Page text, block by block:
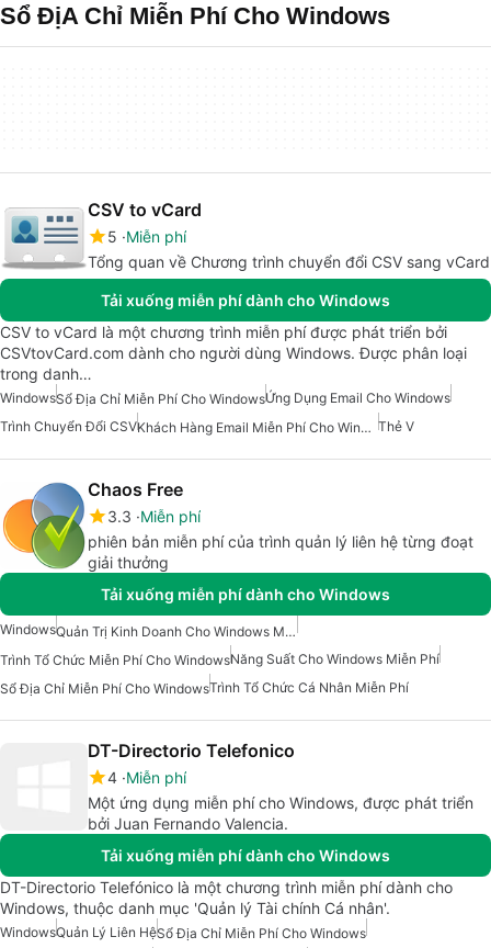
Sổ ĐịA Chỉ Miễn Phí Cho Windows
CSV to vCard
5 Miễn phí
Tổng quan về Chương trình chuyển đổi CSV sang vCard
Tải xuống miễn phí dành cho Windows
CSV to vCard là một chương trình miễn phí được phát triển bởi
CSVtovCard.com dành cho người dùng Windows. Được phân loại
trong danh…
WindowsSổ Địa Chỉ Miễn Phí Cho WindowsỨng Dụng Email Cho Windows
Trình Chuyển Đổi CSV
Khách Hàng Email Miễn Phí Cho Windows Thẻ V
Chaos Free
3.3 Miễn phí
phiên bản miễn phí của trình quản lý liên hệ từng đoạt
giải thưởng
Tải xuống miễn phí dành cho Windows
Windows
Quản Trị Kinh Doanh Cho Windows Miễn Phí
Trình Tổ Chức Miễn Phí Cho WindowsNăng Suất Cho Windows Miễn Phí
Sổ Địa Chỉ Miễn Phí Cho WindowsTrình Tổ Chức Cá Nhân Miễn Phí
DT-Directorio Telefonico
4 Miễn phí
Một ứng dụng miễn phí cho Windows, được phát triển
bởi Juan Fernando Valencia.
Tải xuống miễn phí dành cho Windows
DT-Directorio Telefónico là một chương trình miễn phí dành cho
Windows, thuộc danh mục 'Quản lý Tài chính Cá nhân'.
WindowsQuản Lý Liên HệSổ Địa Chỉ Miễn Phí Cho Windows